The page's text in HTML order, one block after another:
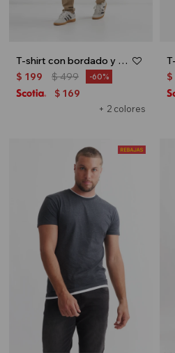
T-shirt con bordado y textura - Crudo
+ 2 colores
$ 199 $499 60
$ 169
$